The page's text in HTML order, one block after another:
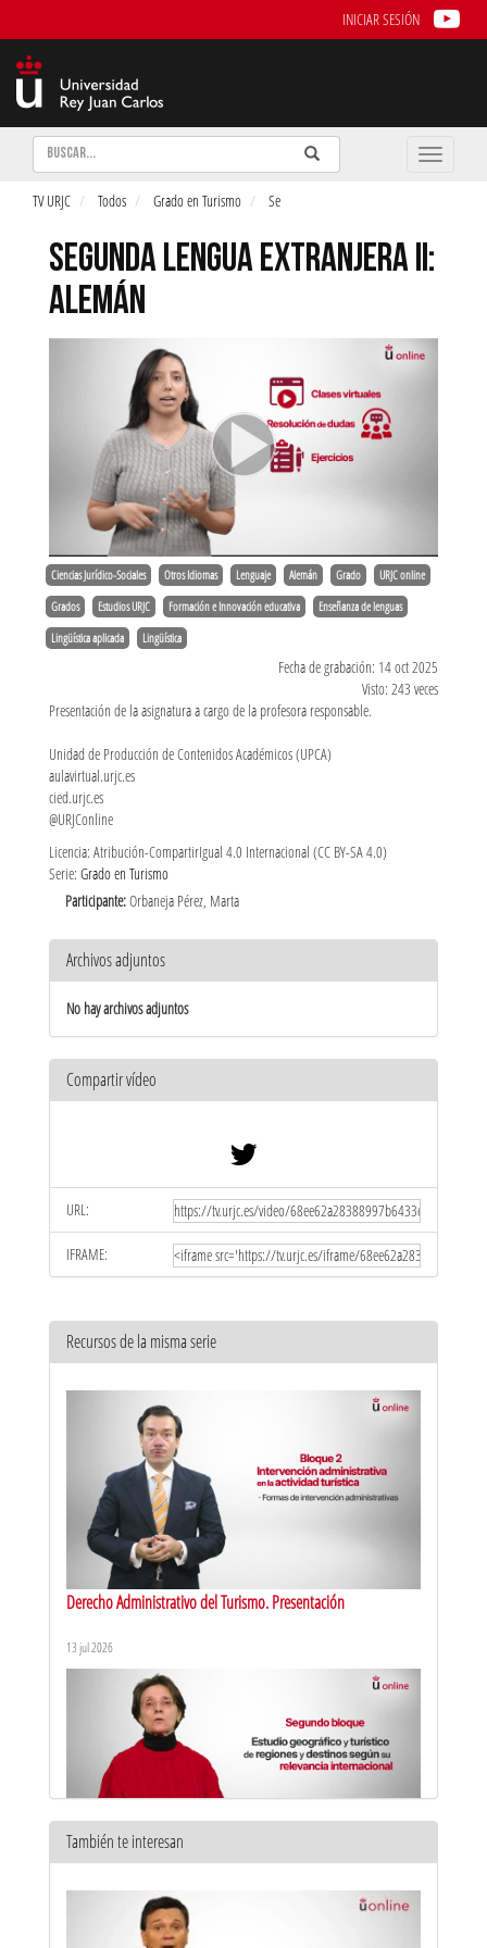
INICIAR SESIÓN
Buscar Enviar
Buscar
Toggle
TV URJC Todos Grado en Turismo Se
SEGUNDA LENGUA EXTRANJERA II:
ALEMÁN
Ciencias Jurídico-Sociales Otros Idiomas Lenguaje Alemán Grado URJC online
Grados Estudios URJC Formación e Innovación educativa Enseñanza de lenguas
Lingüística aplicada Lingüística
Fecha de grabación: 14 oct 2025
Visto: 243 veces
Presentación de la asignatura a cargo de la profesora responsable.
Unidad de Producción de Contenidos Académicos (UPCA)
aulavirtual.urjc.es
cied.urjc.es
@URJConline
Licencia: Atribución-CompartirIgual 4.0 Internacional (CC BY-SA 4.0)
Serie: Grado en Turismo
Participante:Orbaneja Pérez, Marta
Archivos adjuntos
No hay archivos adjuntos
Compartir vídeo
URL:
IFRAME:
Recursos de la misma serie
Derecho Administrativo del Turismo. Presentación
13 jul 2026
También te interesan